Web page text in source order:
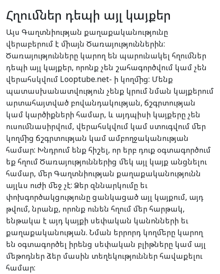
Հղումներ դեպի այլ կայքեր
Այս Գաղտնիության քաղաքականությունը
վերաբերում է միայն Ծառայություններին:
Ծառայությունները կարող են պարունակել հղումներ
դեպի այլ կայքեր, որոնք չեն շահագործվում կամ չեն
վերահսկվում Looptube.net- ի կողմից: Մենք
պատասխանատվություն չենք կրում նման կայքերում
արտահայտված բովանդակության, ճշգրտության
կամ կարծիքների համար, և այդպիսի կայքերը չեն
ուսումնասիրվում, վերահսկվում կամ ստուգվում մեր
կողմից ճշգրտության կամ ամբողջականության
համար: Խնդրում ենք հիշել, որ երբ դուք օգտագործում
եք հղում Ծառայություններից մեկ այլ կայք անցնելու
համար, մեր Գաղտնիության քաղաքականությունն
այլևս ուժի մեջ չէ: Ձեր զննարկումը եւ
փոխգործակցությունը ցանկացած այլ կայքում, այդ
թվում, նրանք, որոնք ունեն հղում մեր հարթակ,
ենթակա է այդ կայքի սեփական կանոնների եւ
քաղաքականության. Նման երրորդ կողմերը կարող
են օգտագործել իրենց սեփական բլիթները կամ այլ
մեթոդներ ձեր մասին տեղեկություններ հավաքելու
համար: